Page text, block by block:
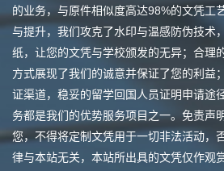
的业务，与原件相似度高达98%的文凭工
与提升，我们攻克了水印与温感防伪技术
纸，让您的文凭与学校颁发的无异；合理
方式展现了我们的诚意并保证了您的利益
证渠道，稳妥的留学回国人员证明申请途
务都是我们的优势服务项目之一。免责声
您，不得将定制文凭用于一切非法活动，
律与本站无关，本站所出具的文凭仅作观